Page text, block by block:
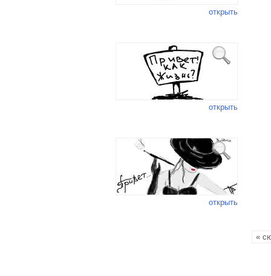
открыть
открыть
открыть
«